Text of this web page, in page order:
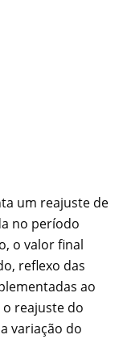
um reajuste de
no período
o valor final
reflexo das
ao
o reajuste do
variação do